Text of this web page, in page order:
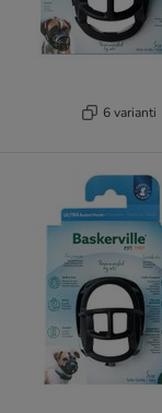
6 varianti